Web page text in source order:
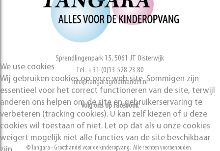
Sprendlingenpark 15, 5061 JT Oisterwijk
Tel. +31 (0)13 528 23 80
info@tangaragroothandel.nl
Volg ons op Facebook
© Tangara - Groothandel voor de kinderopvang. Alle rechten voorbehouden.
We use cookies
Wij gebruiken cookies op onze web site. Sommigen zijn
essentieel voor het correct functioneren van de site, terwijl
anderen ons helpen om de site en gebruikerservaring te
verbeteren (tracking cookies). U kan zelf kiezen of u deze
cookies wil toestaan of niet. Let op dat als u onze cookies
weigert mogelijk niet alle functies van de site beschikbaar